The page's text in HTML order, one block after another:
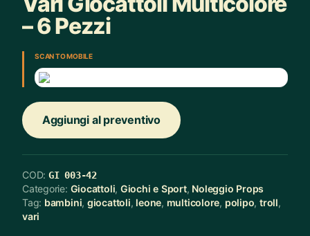
– 6 Pezzi
SCAN TO MOBILE
Aggiungi al preventivo
COD: GI 003-42
Categorie: Giocattoli, Giochi e Sport, Noleggio Props
Tag: bambini, giocattoli, leone, multicolore, polipo, troll,
vari